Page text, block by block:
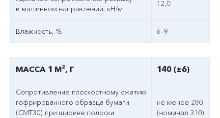
в машинном направлении, кН/м
12,0
Влажность, % 6–9
МАССА 1 М², Г 140 (±6)
Сопротивление плоскостному сжатию
гофрированного образца бумаги
(СМТ30) при ширине полоски
не менее 280
(номинал 310)